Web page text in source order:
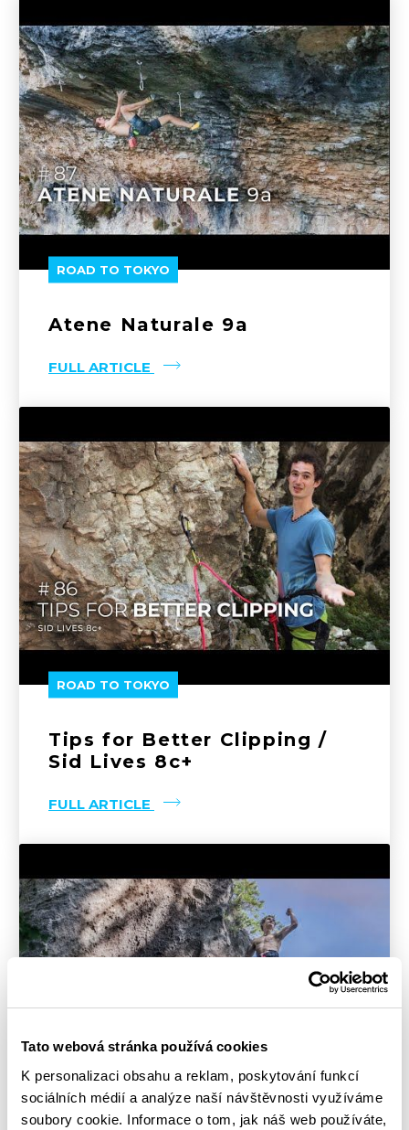
Tato webová stránka používá cookies
K personalizaci obsahu a reklam, poskytování funkcí
sociálních médií a analýze naší návštěvnosti využíváme
soubory cookie. Informace o tom, jak náš web používáte,
ROAD TO TOKYO
Atene Naturale 9a
FULL ARTICLE
ROAD TO TOKYO
Tips for Better Clipping /
Sid Lives 8c+
FULL ARTICLE
ROAD TO TOKYO